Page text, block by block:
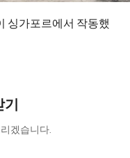
싱가포르에서 작동했
겠습니다.